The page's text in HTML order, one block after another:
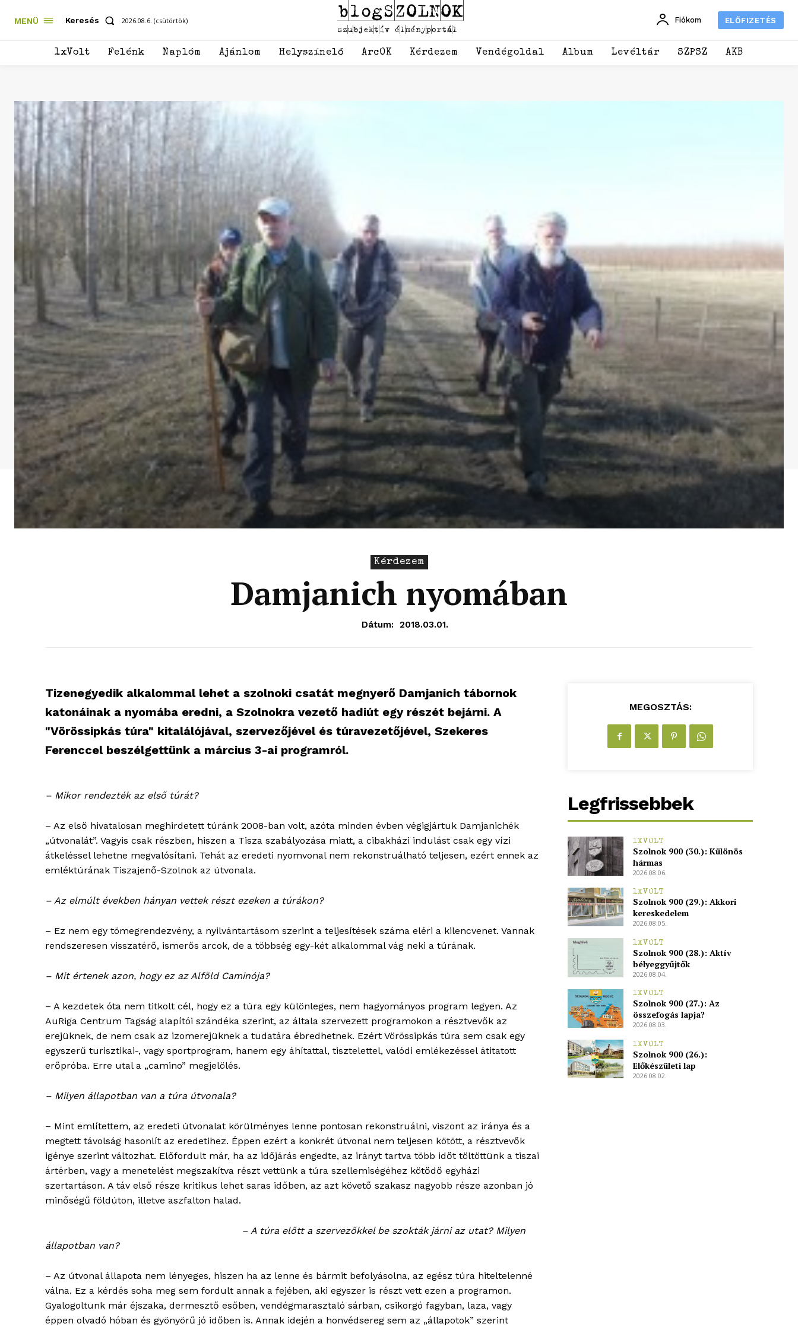
blogSZOLNOK
élményportál
bSZ fiók
Előfizetés
Kapcsolat
MENÜ Keresés 2026.08.6. (csütörtök) Fiókom ELŐFIZETÉS
1xVolt Felénk Naplóm Ajánlom Helyszínelő ArcOK Kérdezem Vendégoldal Album Levéltár SZPSZ AKB
Kérdezem
Damjanich nyomában
Dátum: 2018.03.01.
Tizenegyedik alkalommal lehet a szolnoki csatát megnyerő Damjanich tábornok
katonáinak a nyomába eredni, a Szolnokra vezető hadiút egy részét bejárni. A
"Vörössipkás túra" kitalálójával, szervezőjével és túravezetőjével, Szekeres
Ferenccel beszélgettünk a március 3-ai programról.
– Mikor rendezték az első túrát?
– Az első hivatalosan meghirdetett túránk 2008-ban volt, azóta minden évben végigjártuk Damjanichék
„útvonalát”. Vagyis csak részben, hiszen a Tisza szabályozása miatt, a cibakházi indulást csak egy vízi
átkeléssel lehetne megvalósítani. Tehát az eredeti nyomvonal nem rekonstruálható teljesen, ezért ennek az
emléktúrának Tiszajenő-Szolnok az útvonala.
– Az elmúlt években hányan vettek részt ezeken a túrákon?
– Ez nem egy tömegrendezvény, a nyilvántartásom szerint a teljesítések száma eléri a kilencvenet. Vannak
rendszeresen visszatérő, ismerős arcok, de a többség egy-két alkalommal vág neki a túrának.
– Mit értenek azon, hogy ez az Alföld Caminója?
– A kezdetek óta nem titkolt cél, hogy ez a túra egy különleges, nem hagyományos program legyen. Az
AuRiga Centrum Tagság alapítói szándéka szerint, az általa szervezett programokon a résztvevők az
erejüknek, de nem csak az izomerejüknek a tudatára ébredhetnek. Ezért Vörössipkás túra sem csak egy
egyszerű turisztikai-, vagy sportprogram, hanem egy áhítattal, tisztelettel, valódi emlékezéssel átitatott
erőpróba. Erre utal a „camino” megjelölés.
– Milyen állapotban van a túra útvonala?
– Mint említettem, az eredeti útvonalat körülményes lenne pontosan rekonstruálni, viszont az iránya és a
megtett távolság hasonlít az eredetihez. Éppen ezért a konkrét útvonal nem teljesen kötött, a résztvevők
igénye szerint változhat. Előfordult már, ha az időjárás engedte, az irányt tartva több időt töltöttünk a tiszai
ártérben, vagy a menetelést megszakítva részt vettünk a túra szellemiségéhez kötődő egyházi
szertartáson. A táv első része kritikus lehet saras időben, az azt követő szakasz nagyobb része azonban jó
minőségű földúton, illetve aszfalton halad.
– A túra előtt a szervezőkkel be szokták járni az utat? Milyen
állapotban van?
– Az útvonal állapota nem lényeges, hiszen ha az lenne és bármit befolyásolna, az egész túra hiteltelenné
válna. Ez a kérdés soha meg sem fordult annak a fejében, aki egyszer is részt vett ezen a programon.
Gyalogoltunk már éjszaka, dermesztő esőben, vendégmarasztaló sárban, csikorgó fagyban, laza, vagy
éppen olvadó hóban és gyönyörű jó időben is. Annak idején a honvédsereg sem az „állapotok” szerint
MEGOSZTÁS:
Legfrissebbek
1XVOLT
Szolnok 900 (30.): Különös
hármas
2026.08.06.
1XVOLT
Szolnok 900 (29.): Akkori
kereskedelem
2026.08.05.
1XVOLT
Szolnok 900 (28.): Aktív
bélyeggyűjtők
2026.08.04.
1XVOLT
Szolnok 900 (27.): Az
összefogás lapja?
2026.08.03.
1XVOLT
Szolnok 900 (26.):
Előkészületi lap
2026.08.02.